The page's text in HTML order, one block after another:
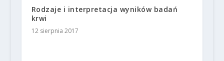
Rodzaje i interpretacja wyników badań
krwi
12 sierpnia 2017